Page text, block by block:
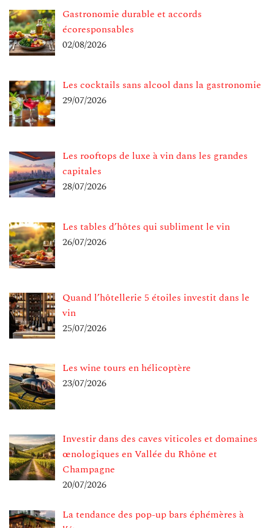
Gastronomie durable et accords
écoresponsables
02/08/2026
Les cocktails sans alcool dans la gastronomie
29/07/2026
Les rooftops de luxe à vin dans les grandes
capitales
28/07/2026
Les tables d’hôtes qui subliment le vin
26/07/2026
Quand l’hôtellerie 5 étoiles investit dans le
vin
25/07/2026
Les wine tours en hélicoptère
23/07/2026
Investir dans des caves viticoles et domaines
œnologiques en Vallée du Rhône et
Champagne
20/07/2026
La tendance des pop-up bars éphémères à